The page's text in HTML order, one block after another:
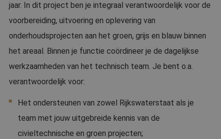
jaar. In dit project ben je integraal verantwoordelijk voor de
voorbereiding, uitvoering en oplevering van
onderhoudsprojecten aan het groen, grijs en blauw binnen
het areaal. Binnen je functie coördineer je de dagelijkse
werkzaamheden van het technisch team. Je bent o.a.
verantwoordelijk voor:
Het ondersteunen van zowel Rijkswaterstaat als je
team met jouw uitgebreide kennis van de
civieltechnische en groen projecten;